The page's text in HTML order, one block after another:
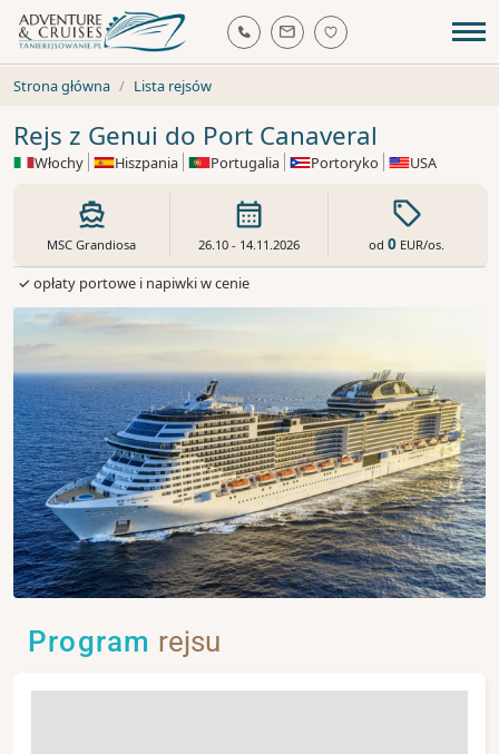
Strona główna Lista rejsów
Rejs z Genui do Port Canaveral
Włochy Hiszpania Portugalia Portoryko USA
MSC Grandiosa 26.10 - 14.11.2026 od0 EUR/os.
✓ opłaty portowe i napiwki w cenie
Program rejsu